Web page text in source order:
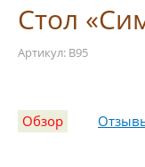
Стол
Артикул: B95
Обзор